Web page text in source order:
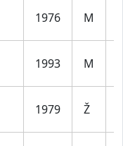
1976 M
1993 M
1979 Ž